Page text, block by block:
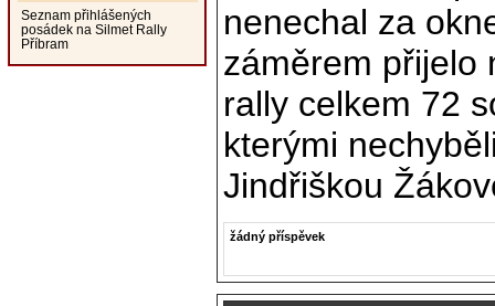
Seznam přihlášených
posádek na Silmet Rally
Příbram
nenechal za
záměrem přijelo
rally celkem 72
kterými
Jindřiškou
žádný příspěvek